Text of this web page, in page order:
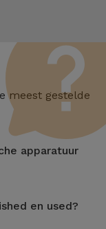
meest gestelde
apparatuur
van elk defect
en used?